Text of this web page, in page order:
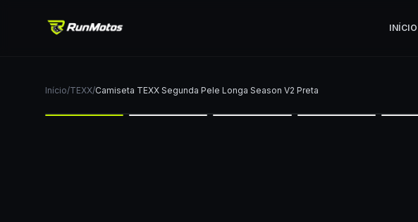
INÍCIO
Início/TEXX/Camiseta TEXX Segunda Pele Longa Season V2 Preta